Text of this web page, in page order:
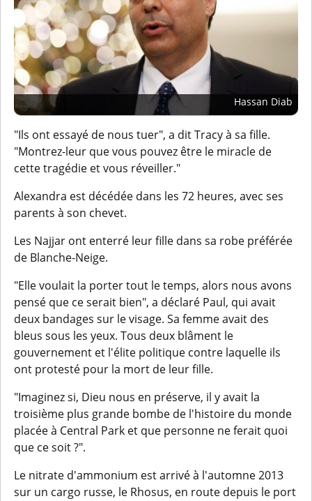
Hassan Diab
"Ils ont essayé de nous tuer", a dit Tracy à sa fille.
"Montrez-leur que vous pouvez être le miracle de
cette tragédie et vous réveiller."
Alexandra est décédée dans les 72 heures, avec ses
parents à son chevet.
Les Najjar ont enterré leur fille dans sa robe préférée
de Blanche-Neige.
"Elle voulait la porter tout le temps, alors nous avons
pensé que ce serait bien", a déclaré Paul, qui avait
deux bandages sur le visage. Sa femme avait des
bleus sous les yeux. Tous deux blâment le
gouvernement et l'élite politique contre laquelle ils
ont protesté pour la mort de leur fille.
"Imaginez si, Dieu nous en préserve, il y avait la
troisième plus grande bombe de l'histoire du monde
placée à Central Park et que personne ne ferait quoi
que ce soit ?".
Le nitrate d'ammonium est arrivé à l'automne 2013
sur un cargo russe, le Rhosus, en route depuis le port